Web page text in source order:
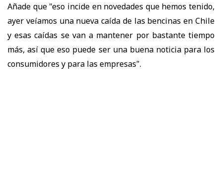
Añade que "eso incide en novedades que hemos tenido,
ayer veíamos una nueva caída de las bencinas en Chile
y esas caídas se van a mantener por bastante tiempo
más, así que eso puede ser una buena noticia para los
consumidores y para las empresas".